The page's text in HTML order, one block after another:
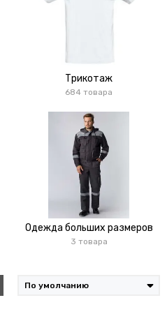
Трикотаж
684 товара
Одежда больших размеров
3 товара